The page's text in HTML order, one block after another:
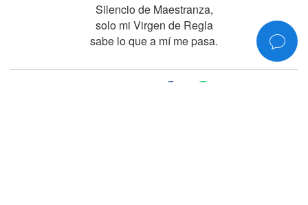
Silencio de Maestranza,
solo mi Virgen de Regla
sabe lo que a mí me pasa.